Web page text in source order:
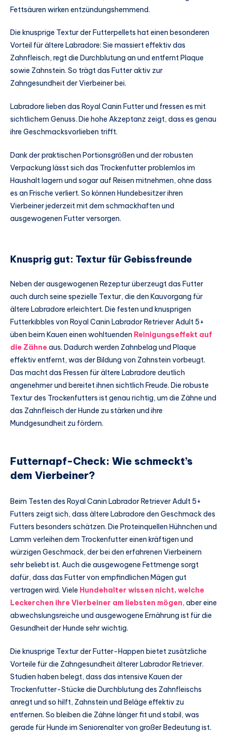
Fettsäuren wirken entzündungshemmend.
Die knusprige Textur der Futterpellets hat einen besonderen
Vorteil für ältere Labradore: Sie massiert effektiv das
Zahnfleisch, regt die Durchblutung an und entfernt Plaque
sowie Zahnstein. So trägt das Futter aktiv zur
Zahngesundheit der Vierbeiner bei.
Labradore lieben das Royal Canin Futter und fressen es mit
sichtlichem Genuss. Die hohe Akzeptanz zeigt, dass es genau
ihre Geschmacksvorlieben trifft.
Dank der praktischen Portionsgrößen und der robusten
Verpackung lässt sich das Trockenfutter problemlos im
Haushalt lagern und sogar auf Reisen mitnehmen, ohne dass
es an Frische verliert. So können Hundebesitzer ihren
Vierbeiner jederzeit mit dem schmackhaften und
ausgewogenen Futter versorgen.
Knusprig gut: Textur für Gebissfreunde
Neben der ausgewogenen Rezeptur überzeugt das Futter
auch durch seine spezielle Textur, die den Kauvorgang für
ältere Labradore erleichtert. Die festen und knusprigen
Futterkibbles von Royal Canin Labrador Retriever Adult 5+
üben beim Kauen einen wohltuenden Reinigungseffekt auf
die Zähne aus. Dadurch werden Zahnbelag und Plaque
effektiv entfernt, was der Bildung von Zahnstein vorbeugt.
Das macht das Fressen für ältere Labradore deutlich
angenehmer und bereitet ihnen sichtlich Freude. Die robuste
Textur des Trockenfutters ist genau richtig, um die Zähne und
das Zahnfleisch der Hunde zu stärken und ihre
Mundgesundheit zu fördern.
Futternapf-Check: Wie schmeckt’s
dem Vierbeiner?
Beim Testen des Royal Canin Labrador Retriever Adult 5+
Futters zeigt sich, dass ältere Labradore den Geschmack des
Futters besonders schätzen. Die Proteinquellen Hühnchen und
Lamm verleihen dem Trockenfutter einen kräftigen und
würzigen Geschmack, der bei den erfahrenen Vierbeinern
sehr beliebt ist. Auch die ausgewogene Fettmenge sorgt
dafür, dass das Futter von empfindlichen Mägen gut
vertragen wird. Viele Hundehalter wissen nicht, welche
Leckerchen ihre Vierbeiner am liebsten mögen, aber eine
abwechslungsreiche und ausgewogene Ernährung ist für die
Gesundheit der Hunde sehr wichtig.
Die knusprige Textur der Futter-Happen bietet zusätzliche
Vorteile für die Zahngesundheit älterer Labrador Retriever.
Studien haben belegt, dass das intensive Kauen der
Trockenfutter-Stücke die Durchblutung des Zahnfleischs
anregt und so hilft, Zahnstein und Beläge effektiv zu
entfernen. So bleiben die Zähne länger fit und stabil, was
gerade für Hunde im Seniorenalter von großer Bedeutung ist.